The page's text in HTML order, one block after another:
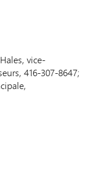
vice-
416-307-8647;